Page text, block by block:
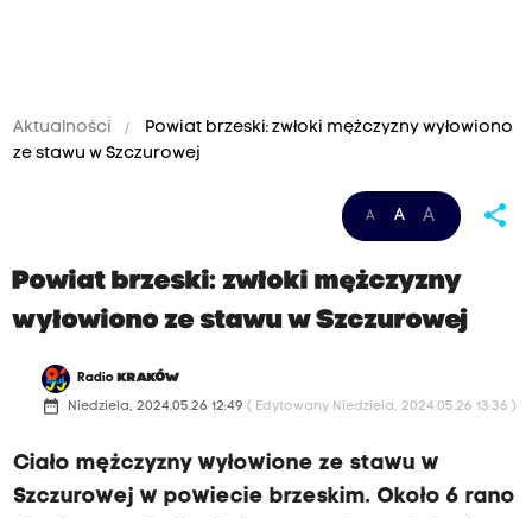
Aktualności
Powiat brzeski: zwłoki mężczyzny wyłowiono
ze stawu w Szczurowej
A A A share
Powiat brzeski: zwłoki mężczyzny
wyłowiono ze stawu w Szczurowej
Radio KRAKÓW
date_range Niedziela, 2024.05.26 12:49 ( Edytowany Niedziela, 2024.05.26 13:36 )
Ciało mężczyzny wyłowione ze stawu w
Szczurowej w powiecie brzeskim. Około 6 rano